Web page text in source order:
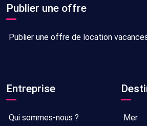
Publier une offre
Publier une offre de location
Entreprise
Qui sommes-nous ?
Mer